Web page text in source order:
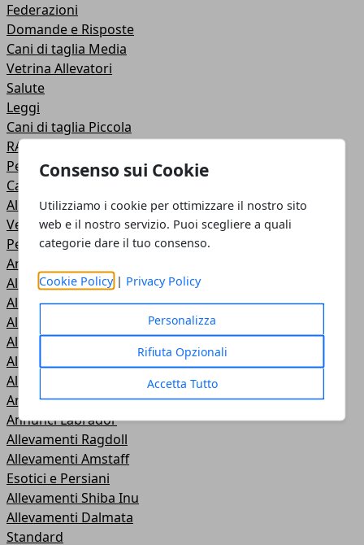
Consenso sui Cookie
Utilizziamo i cookie per ottimizzare il nostro sito
web e il nostro servizio. Puoi scegliere a quali
categorie dare il tuo consenso.
Cookie Policy | Privacy Policy
Personalizza
Rifiuta Opzionali
Accetta Tutto
Federazioni
Domande e Risposte
Cani di taglia Media
Vetrina Allevatori
Salute
Leggi
Cani di taglia Piccola
RAZZE FELINE
Pelo Corto e Somali
Cani di taglia Grande
Allevamenti Golden Americano
Vetrina Annunci
Pelo Semilungo
Annunci Cucciolate
Allevamenti Westie
Allevamenti Scottish Terrier
Allevamenti Maine Coon
Allevamenti Lagotto Romagnolo
Allevamenti Labrador
Allevamenti Pastore Svizzero
Annunci Pastore Svizzero
Annunci Labrador
Allevamenti Ragdoll
Allevamenti Amstaff
Esotici e Persiani
Allevamenti Shiba Inu
Allevamenti Dalmata
Standard